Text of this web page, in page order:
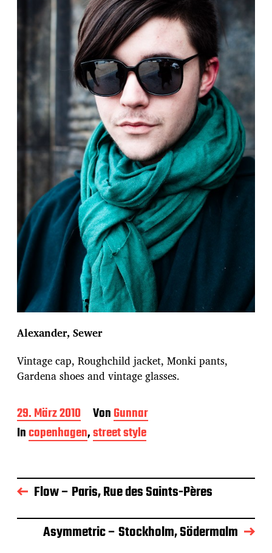
Alexander, Sewer
Vintage cap, Roughchild jacket, Monki pants,
Gardena shoes and vintage glasses.
B
e
i
a
g
s
a
29. März 2010 VonGunnar
Incopenhagen,street style
Flow – Paris, Rue des Saints-Pères
Asymmetric – Stockholm, Södermalm